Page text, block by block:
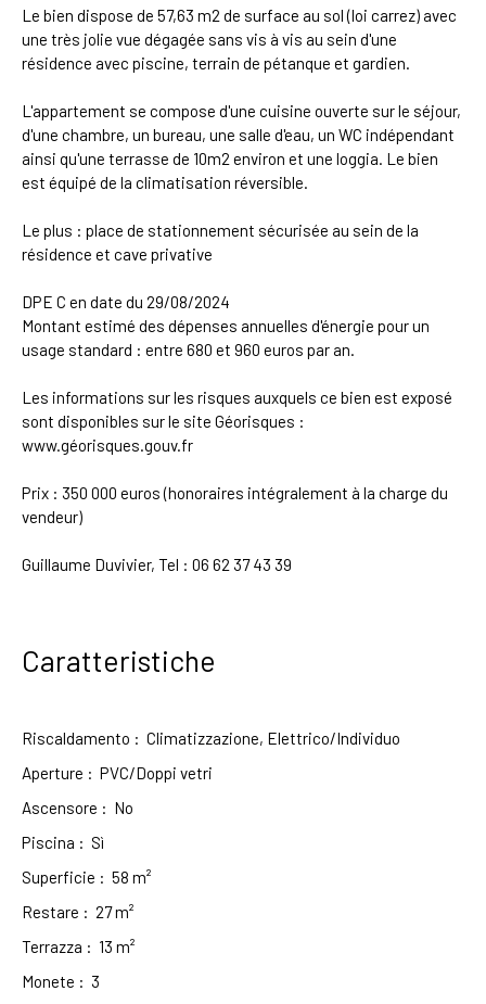
Le bien dispose de 57,63 m2 de surface au sol (loi carrez) avec
une très jolie vue dégagée sans vis à vis au sein d'une
résidence avec piscine, terrain de pétanque et gardien.
L'appartement se compose d'une cuisine ouverte sur le séjour,
d'une chambre, un bureau, une salle d'eau, un WC indépendant
ainsi qu'une terrasse de 10m2 environ et une loggia. Le bien
est équipé de la climatisation réversible.
Le plus : place de stationnement sécurisée au sein de la
résidence et cave privative
DPE C en date du 29/08/2024
Montant estimé des dépenses annuelles d'énergie pour un
usage standard : entre 680 et 960 euros par an.
Les informations sur les risques auxquels ce bien est exposé
sont disponibles sur le site Géorisques :
www.géorisques.gouv.fr
Prix : 350 000 euros (honoraires intégralement à la charge du
vendeur)
Guillaume Duvivier, Tel : 06 62 37 43 39
Caratteristiche
Riscaldamento : Climatizzazione, Elettrico/Individuo
Aperture : PVC/Doppi vetri
Ascensore : No
Piscina : Sì
Superficie : 58 m²
Restare : 27m²
Terrazza : 13 m²
Monete : 3